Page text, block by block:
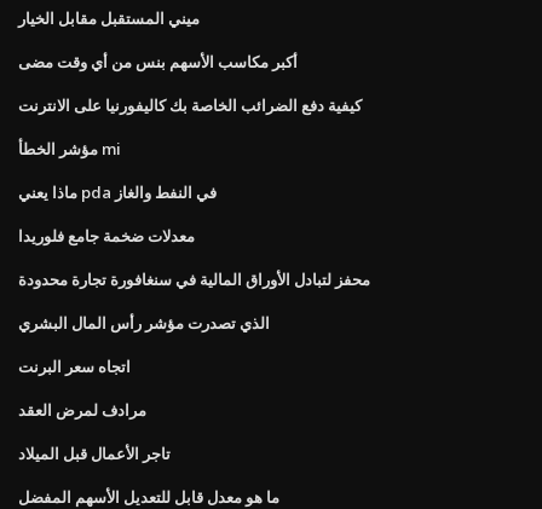
ميني المستقبل مقابل الخيار
أكبر مكاسب الأسهم بنس من أي وقت مضى
كيفية دفع الضرائب الخاصة بك كاليفورنيا على الانترنت
مؤشر الخطأ mi
ماذا يعني pda في النفط والغاز
معدلات ضخمة جامع فلوريدا
محفز لتبادل الأوراق المالية في سنغافورة تجارة محدودة
الذي تصدرت مؤشر رأس المال البشري
اتجاه سعر البرنت
مرادف لمرض العقد
تاجر الأعمال قبل الميلاد
ما هو معدل قابل للتعديل الأسهم المفضل